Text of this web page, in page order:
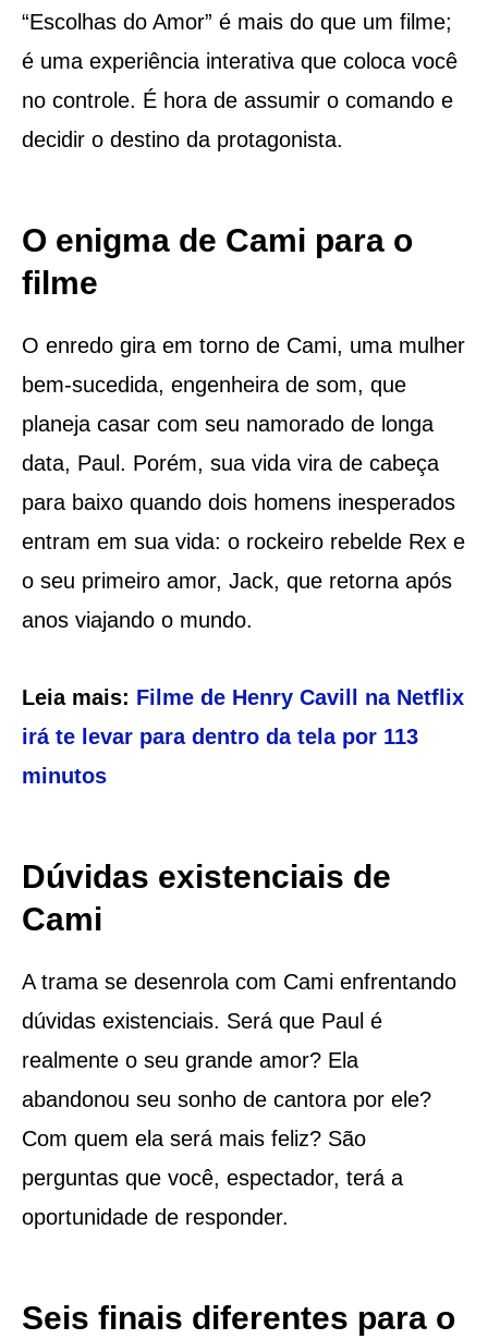
“Escolhas do Amor” é mais do que um filme;
é uma experiência interativa que coloca você
no controle. É hora de assumir o comando e
decidir o destino da protagonista.
O enigma de Cami para o
filme
O enredo gira em torno de Cami, uma mulher
bem-sucedida, engenheira de som, que
planeja casar com seu namorado de longa
data, Paul. Porém, sua vida vira de cabeça
para baixo quando dois homens inesperados
entram em sua vida: o rockeiro rebelde Rex e
o seu primeiro amor, Jack, que retorna após
anos viajando o mundo.
Leia mais: Filme de Henry Cavill na Netflix
irá te levar para dentro da tela por 113
minutos
Dúvidas existenciais de
Cami
A trama se desenrola com Cami enfrentando
dúvidas existenciais. Será que Paul é
realmente o seu grande amor? Ela
abandonou seu sonho de cantora por ele?
Com quem ela será mais feliz? São
perguntas que você, espectador, terá a
oportunidade de responder.
Seis finais diferentes para o